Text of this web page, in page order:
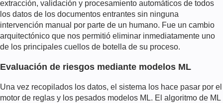
extracción, validación y procesamiento automáticos de todos
los datos de los documentos entrantes sin ninguna
intervención manual por parte de un humano. Fue un cambio
arquitectónico que nos permitió eliminar inmediatamente uno
de los principales cuellos de botella de su proceso.
Evaluación de riesgos mediante modelos ML
Una vez recopilados los datos, el sistema los hace pasar por el
motor de reglas y los pesados modelos ML. El algoritmo de ML